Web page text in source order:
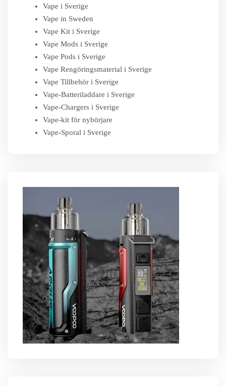
Vape i Sverige
Vape in Sweden
Vape Kit i Sverige
Vape Mods i Sverige
Vape Pods i Sverige
Vape Rengöringsmaterial i Sverige
Vape Tillbehör i Sverige
Vape-Batteriladdare i Sverige
Vape-Chargers i Sverige
Vape-kit för nybörjare
Vape-Sporal i Sverige